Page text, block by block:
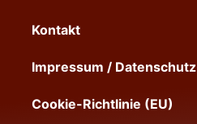
Kontakt
Impressum / Datenschutz
Cookie-Richtlinie (EU)